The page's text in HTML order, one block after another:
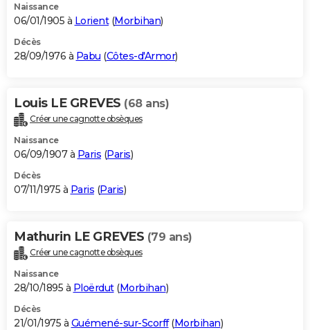
Naissance
06/01/1905 à Lorient(Morbihan)
Décès
28/09/1976 à Pabu (Côtes-d'Armor)
Louis LE GREVES (68 ans)
Créer une cagnotte obsèques
Naissance
06/09/1907 à Paris (Paris)
Décès
07/11/1975 à Paris (Paris)
Mathurin LE GREVES (79 ans)
Créer une cagnotte obsèques
Naissance
28/10/1895 à Ploërdut(Morbihan)
Décès
21/01/1975 à Guémené-sur-Scorff(Morbihan)